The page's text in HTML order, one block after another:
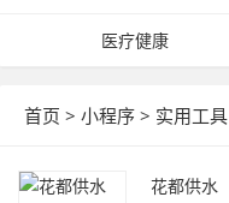
医疗健康
首页 > 小程序 > 实用工具
花都供水